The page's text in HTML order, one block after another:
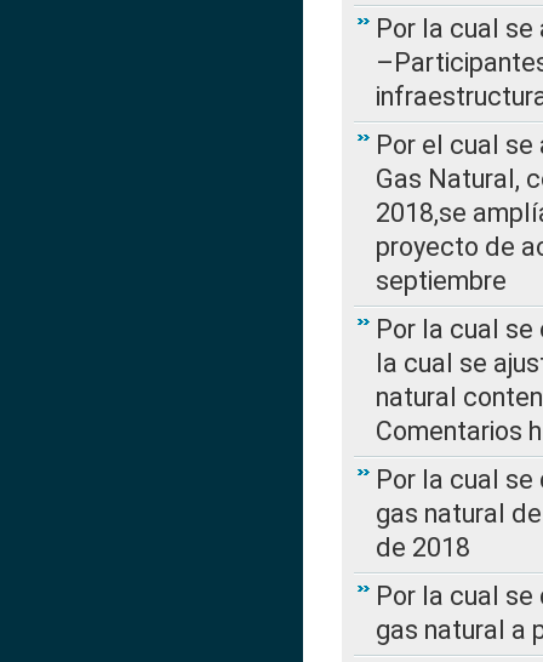
Por la cual se
Por el cual
Gas Natural,
2018,se
proyecto de
septiembre
Por la cual se
la cual se
natural
Comentarios
Por la cual
gas natural
de 2018
Por la cual
gas natural a